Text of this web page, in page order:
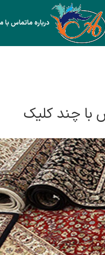
درباره ماتماس با
با چند کلیک